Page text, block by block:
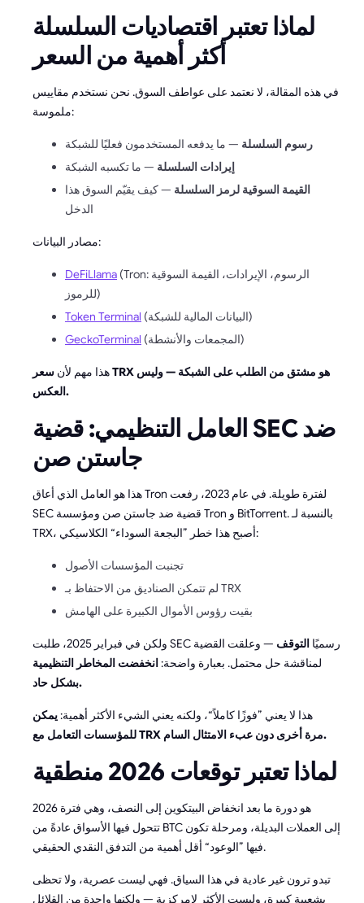
لماذا تعتبر اقتصاديات السلسلة
أكثر أهمية من السعر
في هذه المقالة، لا نعتمد على عواطف السوق. نحن نستخدم مقاييس
ملموسة:
رسوم السلسلة — ما يدفعه المستخدمون فعليًا للشبكة
إيرادات السلسلة — ما تكسبه الشبكة
القيمة السوقية لرمز السلسلة — كيف يقيّم السوق هذا
الدخل
مصادر البيانات:
DeFiLlama (Tron: الرسوم، الإيرادات، القيمة السوقية
للرموز)
Token Terminal
(البيانات المالية للشبكة)
GeckoTerminal
(المجمعات والأنشطة)
هذا مهم لأن سعر TRX هو مشتق من الطلب على الشبكة — وليس
العكس.
العامل التنظيمي: قضية SEC ضد
جاستن صن
هذا هو العامل الذي أعاق Tron لفترة طويلة. في عام 2023، رفعت
SEC قضية ضد جاستن صن ومؤسسة Tron و BitTorrent. بالنسبة لـ
TRX، أصبح هذا خطر ”البجعة السوداء“ الكلاسيكي:
تجنبت المؤسسات الأصول
لم تتمكن الصناديق من الاحتفاظ بـ TRX
بقيت رؤوس الأموال الكبيرة على الهامش
ولكن في فبراير 2025، طلبت SEC رسميًا التوقف — وعلقت القضية
لمناقشة حل محتمل. بعبارة واضحة:انخفضت المخاطر التنظيمية
بشكل حاد.
هذا لا يعني ”فوزًا كاملاً“، ولكنه يعني الشيء الأكثر أهمية:يمكن
للمؤسسات التعامل مع TRX مرة أخرى دون عبء الامتثال السام.
لماذا تعتبر توقعات 2026 منطقية
2026 هو دورة ما بعد انخفاض البيتكوين إلى النصف، وهي فترة
تتحول فيها الأسواق عادةً من BTC إلى العملات البديلة، ومرحلة تكون
فيها ”الوعود“ أقل أهمية من التدفق النقدي الحقيقي.
تبدو ترون غير عادية في هذا السياق. فهي ليست عصرية، ولا تحظى
بشعبية كبيرة، وليست الأكثر لامركزية — ولكنها واحدة من القلائل